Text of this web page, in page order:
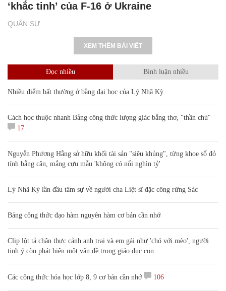
QUÂN SỰ
‘khắc tinh’ của F-16 ở Ukraine
XEM THÊM BÀI VIẾT
Đọc nhiều Bình luận nhiều
Nhiều điểm bất thường ở bằng đại học của Lý Nhã Kỳ
Cách học thuộc nhanh Bảng công thức lượng giác bằng thơ, "thần chú"
17
Nguyễn Phương Hằng sở hữu khối tài sản "siêu khủng", từng khoe sổ đỏ
tính bằng cân, mắng cựu mẫu 'không có nổi nghìn tỷ'
Lý Nhã Kỳ lần đầu tâm sự về người cha Liệt sĩ đặc công rừng Sác
Bảng công thức đạo hàm nguyên hàm cơ bản cần nhớ
Clip lột tả chân thực cảnh anh trai và em gái như 'chó với mèo', người
tinh ý còn phát hiện một vấn đề trong giáo dục con
Các công thức hóa học lớp 8, 9 cơ bản cần nhớ 106